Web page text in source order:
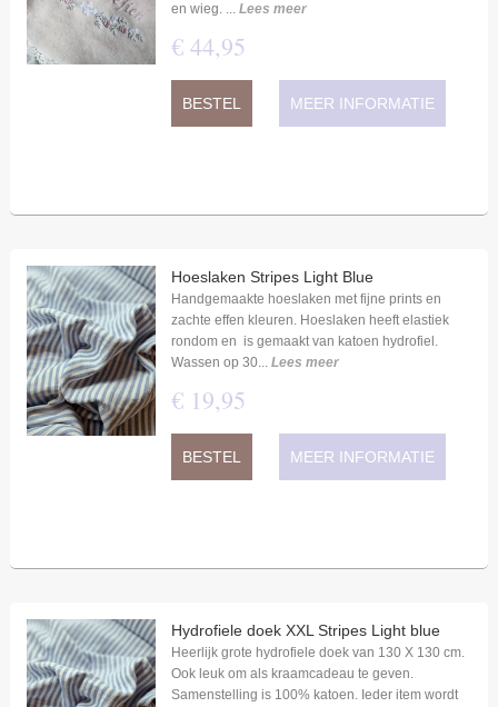
en wieg. ... Lees meer
€ 44,95
BESTEL MEER INFORMATIE
Hoeslaken Stripes Light Blue
Handgemaakte hoeslaken met fijne prints en
zachte effen kleuren. Hoeslaken heeft elastiek
rondom en is gemaakt van katoen hydrofiel.
Wassen op 30... Lees meer
€ 19,95
BESTEL MEER INFORMATIE
Hydrofiele doek XXL Stripes Light blue
Heerlijk grote hydrofiele doek van 130 X 130 cm.
Ook leuk om als kraamcadeau te geven.
Samenstelling is 100% katoen. Ieder item wordt